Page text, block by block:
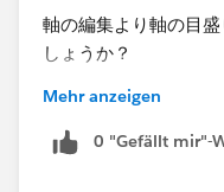
軸の編集より軸の目
しょうか？
Mehr anzeigen
0 "Gefällt mir"-